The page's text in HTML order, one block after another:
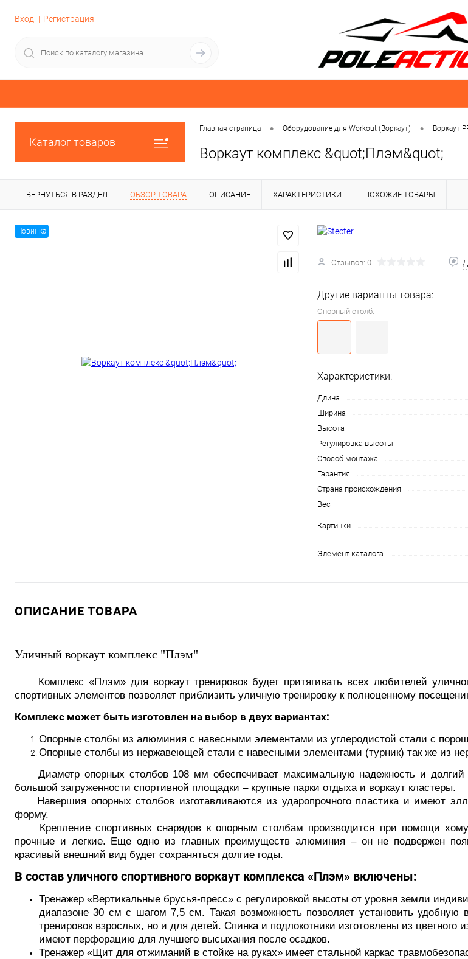
Вход Регистрация
Каталог товаров
Главная страница • Оборудование для Workout (Воркаут) • Воркаут
Воркаут комплекс &quot;Плэм&quot;
ВЕРНУТЬСЯ В РАЗДЕЛ ОБЗОР ТОВАРА ОПИСАНИЕ ХАРАКТЕРИСТИКИ ПОХОЖИЕ ТОВАРЫ
Новинка
Отзывов: 0
Другие варианты товара:
Опорный столб:
Характеристики:
Длина
Ширина
Высота
Регулировка высоты
Способ монтажа
Гарантия
Страна происхождения
Вес
Картинки
Элемент каталога
ОПИСАНИЕ ТОВАРА
Уличный воркаут комплекс "Плэм"
Комплекс «Плэм» для воркаут тренировок будет притягивать всех любителей
спортивных элементов позволяет приблизить уличную тренировку к полноценному
Комплекс может быть изготовлен на выбор в двух вариантах:
Опорные столбы из алюминия с навесными элементами из углеродистой стали с
Опорные столбы из нержавеющей стали с навесными элементами (турник) так же из
Диаметр опорных столбов 108 мм обеспечивает максимальную надежность и долгий
большой загруженности спортивной площадки – крупные парки отдыха и воркаут кластеры.
Навершия опорных столбов изготавливаются из ударопрочного пластика и имеют
форму.
Крепление спортивных снарядов к опорным столбам производится при помощи
прочные и легкие. Еще одно из главных преимуществ алюминия – он не подвержен
красивый внешний вид будет сохраняться долгие годы.
В состав уличного спортивного воркаут комплекса «Плэм» включены:
Тренажер «Вертикальные брусья-пресс» с регулировкой высоты от уровня земли
диапазоне 30 см с шагом 7,5 см. Такая возможность позволяет установить удобную
тренировок взрослых, но и для детей. Спинка и подлокотники изготовлены из цветного
имеют перфорацию для лучшего высыхания после осадков.
Тренажер «Щит для отжиманий в стойке на руках» имеет стальной каркас